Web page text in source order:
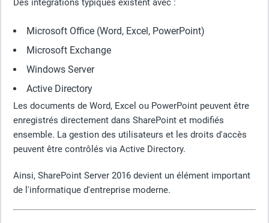
Des intégrations typiques existent avec :
Microsoft Office (Word, Excel, PowerPoint)
Microsoft Exchange
Windows Server
Active Directory
Les documents de Word, Excel ou PowerPoint peuvent être
enregistrés directement dans SharePoint et modifiés
ensemble. La gestion des utilisateurs et les droits d'accès
peuvent être contrôlés via Active Directory.
Ainsi, SharePoint Server 2016 devient un élément important
de l'informatique d'entreprise moderne.